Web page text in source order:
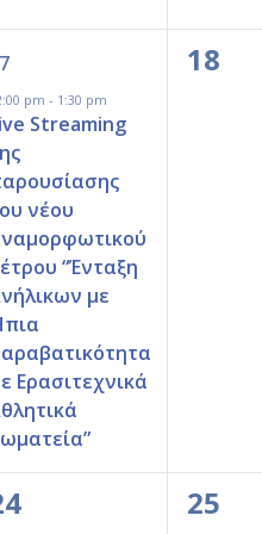
pm - 1:30 pm
Streaming
νέου
“Ένταξη
με
Ερασιτεχνικά
0
18
0
25